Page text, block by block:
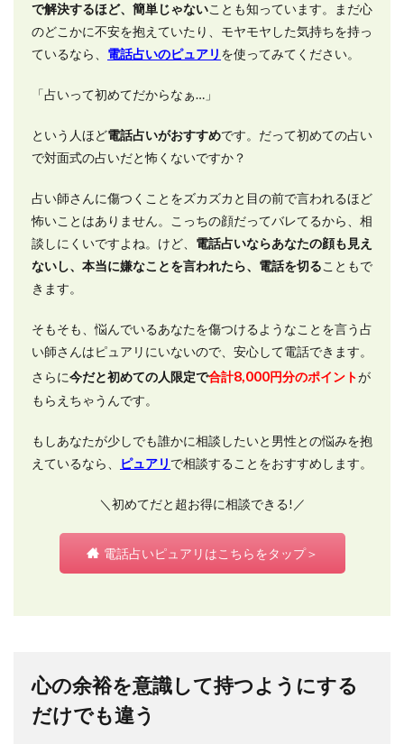
で解決するほど、簡単じゃないことも知っています。まだ心
のどこかに不安を抱えていたり、モヤモヤした気持ちを持っ
ているなら、 電話占いのピュアリ を使ってみてください。
「占いって初めてだからなぁ…」
という人ほど電話占いがおすすめです。だって初めての占い
で対面式の占いだと怖くないですか？
占い師さんに傷つくことをズカズカと目の前で言われるほど
怖いことはありません。こっちの顔だってバレてるから、相
談しにくいですよね。けど、 電話占いならあなたの顔も見え
ないし、本当に嫌なことを言われたら、電話を切ることもで
きます。
そもそも、悩んでいるあなたを傷つけるようなことを言う占
い師さんはピュアリにいないので、安心して電話できます。
さらに今だと初めての人限定で合計8,000円分のポイントが
もらえちゃうんです。
もしあなたが少しでも誰かに相談したいと男性との悩みを抱
えているなら、
ピュアリ で相談することをおすすめします。
＼初めてだと超お得に相談できる!／
電話占いピュアリはこちらをタップ＞
心の余裕を意識して持つようにする
だけでも違う